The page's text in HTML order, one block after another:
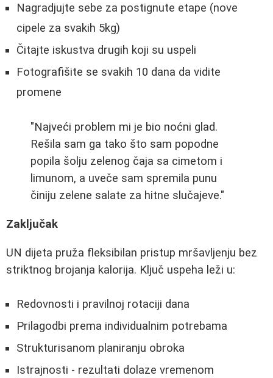
Nagradjujte sebe za postignute etape (nove
cipele za svakih 5kg)
Čitajte iskustva drugih koji su uspeli
Fotografišite se svakih 10 dana da vidite
promene
"Najveći problem mi je bio noćni glad.
Rešila sam ga tako što sam popodne
popila šolju zelenog čaja sa cimetom i
limunom, a uveče sam spremila punu
činiju zelene salate za hitne slučajeve."
Zaključak
UN dijeta pruža fleksibilan pristup mršavljenju bez
striktnog brojanja kalorija. Ključ uspeha leži u:
Redovnosti i pravilnoj rotaciji dana
Prilagodbi prema individualnim potrebama
Strukturisanom planiranju obroka
Istrajnosti - rezultati dolaze vremenom